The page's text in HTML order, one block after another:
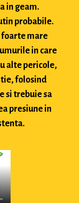
in geam.
probabile.
foarte mare
in care
alte pericole,
folosind
si trebuie sa
presiune in